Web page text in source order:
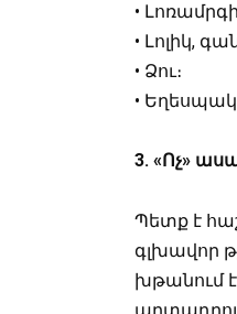
•
• Լոլիկ,
• Ձու։
•
3. «Ոչ»
Պետք է
գլխավոր
խթանում է